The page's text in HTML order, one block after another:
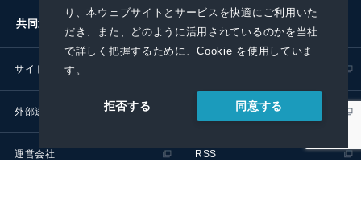
り、本ウェブサイトとサービスを快適にご利用いた
だき、また、どのように活用されているのかを当社
で詳しく把握するために、Cookie を使用していま
す。
拒否する 同意する
共同通信社グループ
サイトポリシー
外部送信ポリシー プレスリリース取扱基準
運営会社 RSS